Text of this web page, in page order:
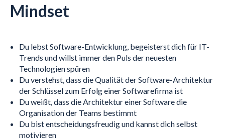
Mindset
Du lebst Software-Entwicklung, begeisterst dich für IT-
Trends und willst immer den Puls der neuesten
Technologien spüren
Du verstehst, dass die Qualität der Software-Architektur
der Schlüssel zum Erfolg einer Softwarefirma ist
Du weißt, dass die Architektur einer Software die
Organisation der Teams bestimmt
Du bist entscheidungsfreudig und kannst dich selbst
motivieren